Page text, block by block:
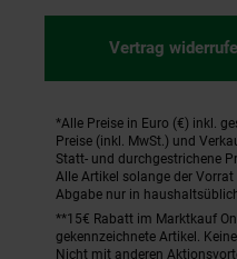
Vertrag
Fußnoten
*Alle Preise in Euro (€) inkl.
Preise (inkl. MwSt.) und
Statt- und durchgestrichene
Alle Artikel solange der
Abgabe nur in
**15€ Rabatt im Marktkauf
gekennzeichnete Artikel.
Nicht mit anderen